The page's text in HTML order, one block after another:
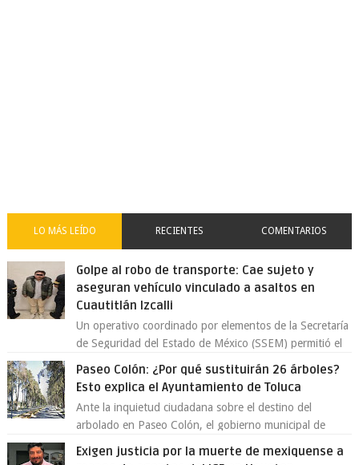
LO MÁS LEÍDO RECIENTES COMENTARIOS
Golpe al robo de transporte: Cae sujeto y
aseguran vehículo vinculado a asaltos en
Cuautitlán Izcalli
Un operativo coordinado por elementos de la Secretaría
de Seguridad del Estado de México (SSEM) permitió el
Paseo Colón: ¿Por qué sustituirán 26 árboles?
Esto explica el Ayuntamiento de Toluca
Ante la inquietud ciudadana sobre el destino del
arbolado en Paseo Colón, el gobierno municipal de
Exigen justicia por la muerte de mexiquense a